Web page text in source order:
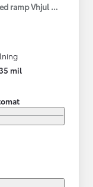
ramp Vhjul motorv
mil